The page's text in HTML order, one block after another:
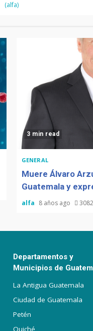
(alfa)
3 min read
GENERAL
Muere Álvaro
Guatemala y
alfa 8 años ago
Departamentos y
Municipios de
La Antigua Guatemala
Ciudad de Guatemala
Petén
Quiché